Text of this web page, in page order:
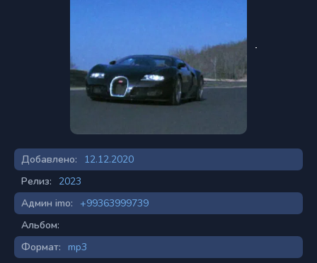
Добавлено:
12.12.2020
Релиз:
2023
Админ imo:
+99363999739
Альбом:
Формат:
mp3